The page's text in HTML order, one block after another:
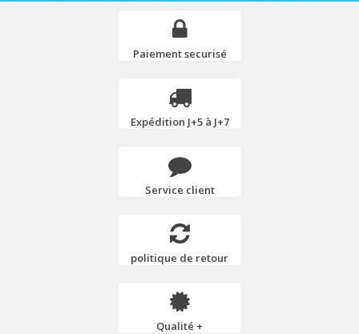
Paiement securisé
Expédition J+5 à J+7
Service client
politique de retour
Qualité +